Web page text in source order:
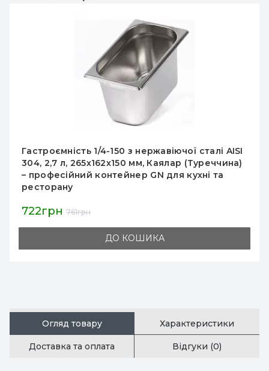
Гастроємкість GN 1/4 150 мм, 2,8 л, нержавіюча
сталь AISI 201 (0,7 мм), Gooder, для
професійної кухні, ресторанів і їдалень
389грн 410грн
ДО КОШИКА
Огляд товару Характеристики
Доставка та оплата Відгуки (0)